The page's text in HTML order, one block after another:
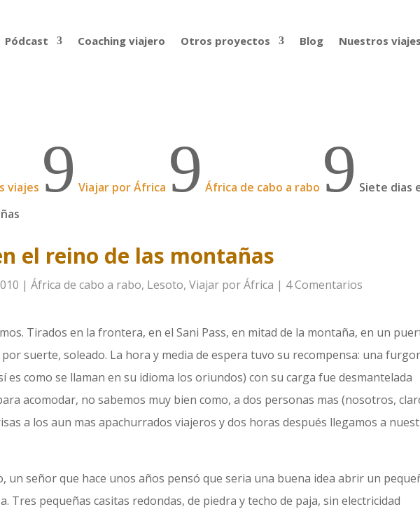
Pódcast Coaching viajero Otros proyectos Blog Nuestros
viajes 9 Viajar por África 9 África de cabo a rabo 9 Siete dias
el reino de las montañas
|África de cabo a rabo, Lesoto,Viajar por África | 4 Comentarios
Tirados en la frontera, en el Sani Pass, en mitad de la montaña, en un
suerte, soleado. La hora y media de espera tuvo su recompensa: una
es como se llaman en su idioma los oriundos) con su carga fue desmantelada
acomodar, no sabemos muy bien como, a dos personas mas (nosotros,
a los aun mas apachurrados viajeros y dos horas después llegamos a
un señor que hace unos años pensó que seria una buena idea abrir un
Tres pequeñas casitas redondas, de piedra y techo de paja, sin electricidad